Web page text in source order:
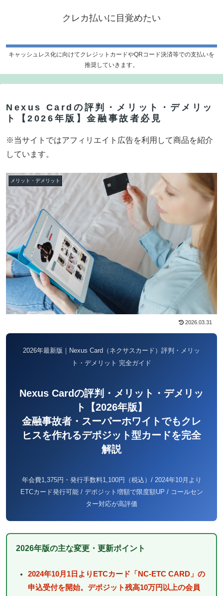
クレカ払いに目覚めたい
キャッシュレス化に向けてクレジットカードやQRコード決済等での支払いを
推奨していきます。
Nexus Cardの評判・メリット・デメリッ
ト【2026年版】金融事故者必見
※当サイトではアフィリエイト広告を利用して商品を紹介
しています。
メリット・デメリット
2026.03.31
2026年最新版｜Nexus Card（ネクサスカード）評判・メリッ
ト・デメリット 完全ガイド
Nexus Cardの評判・メリット・デメリッ
ト【2026年版】
金融事故者・スーパーホワイトでもクレ
ヒスを作れるデポジット型カードを完全
解説
年会費1,375円・発行手数料1,100円（税込）/ 2024年10月より
ETCカード発行可能 / デポジット増額で限度額UP / コールセン
ター対応が高評価
2026年版の主な変更・更新ポイント
2024年10月1日よりETCカード「NC-ETC CARD」の
申込受付を開始。デポジット残高10万円以上の会員